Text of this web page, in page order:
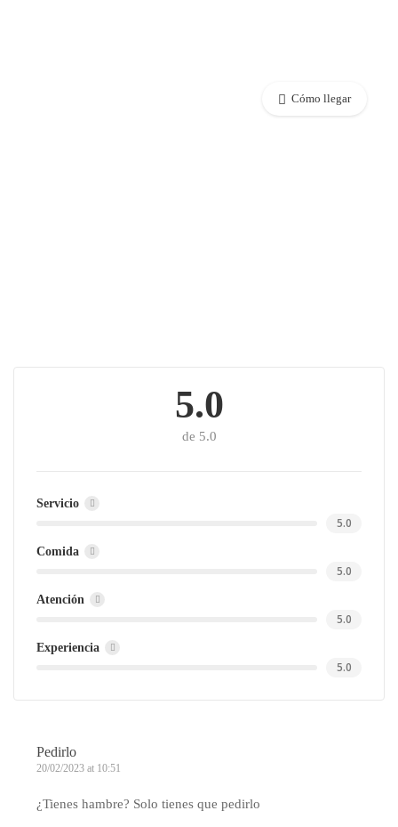
Cómo llegar
5.0
de 5.0
Servicio
5.0
Comida
5.0
Atención
5.0
Experiencia
5.0
Pedirlo
20/02/2023 at 10:51
¿Tienes hambre? Solo tienes que pedirlo